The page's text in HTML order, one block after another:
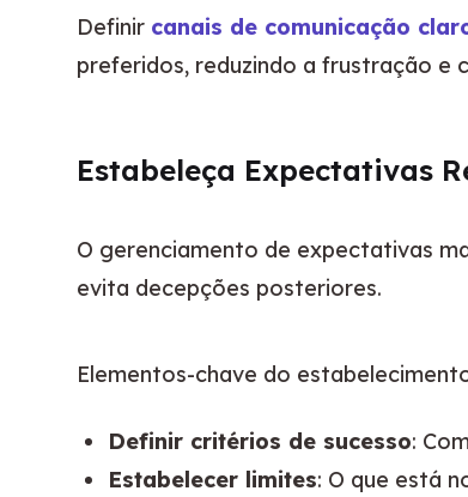
Definir canais de comunicação
preferidos, reduzindo a frustração e
Estabeleça Expectativas
O gerenciamento de expectativas
evita decepções posteriores.
Elementos-chave do
Definir critérios de sucesso:
Estabelecer limites: O que está